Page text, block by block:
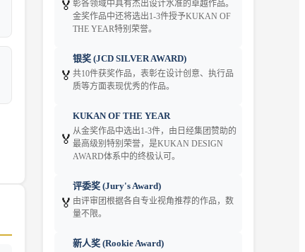
🏅 彰各领域中具有杰出设计水准的卓越作品。
金奖作品中还将选出1-3件授予KUKAN OF
THE YEAR特别荣誉。
🏅
银奖 (JCD SILVER AWARD)
共10件获奖作品，表彰在设计创意、执行品
质等方面表现优秀的作品。
🏅
KUKAN OF THE YEAR
从金奖作品中选出1-3件，由日经集团赞助的
最高级别特别荣誉，是KUKAN DESIGN
AWARD体系中的终极认可。
🏅
评委奖 (Jury's Award)
由评审团根据各自专业视角推荐的作品，数
量不限。
新人奖 (Rookie Award)